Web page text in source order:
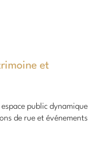
et
public dynamique
de rue et événements